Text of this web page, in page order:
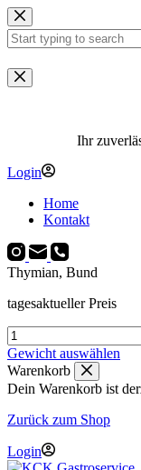
Zum
Inhalt
springen
Keine
Ergebnisse
Ihr
Login
Home
Kontakt
Thymian, Bund
tagesaktueller Preis
Thymian,
Bund
Menge
Gewicht auswählen
Warenkorb
Dein Warenkorb ist
Zurück zum Shop
Login